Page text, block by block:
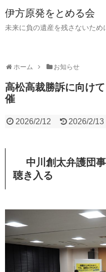
伊方原発をとめる会
未来に負の遺産を残さないため
ホーム お知らせ
高松高裁勝訴に向け
催
2026/2/12 2026/2/13
中川創太弁護団事
聴き入る